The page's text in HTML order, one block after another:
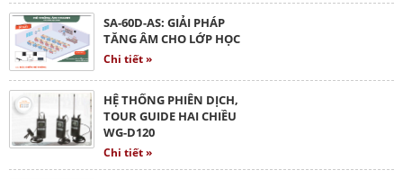
SA-60D-AS: GIẢI PHÁP
TĂNG ÂM CHO LỚP HỌC
Chi tiết »
HỆ THỐNG PHIÊN DỊCH,
TOUR GUIDE HAI CHIỀU
WG-D120
Chi tiết »